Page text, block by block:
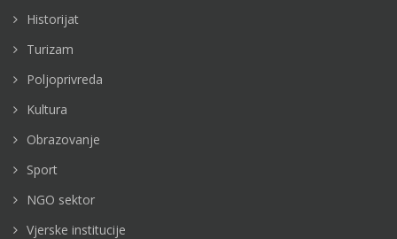
Historijat
Turizam
Poljoprivreda
Kultura
Obrazovanje
Sport
NGO sektor
Vjerske institucije